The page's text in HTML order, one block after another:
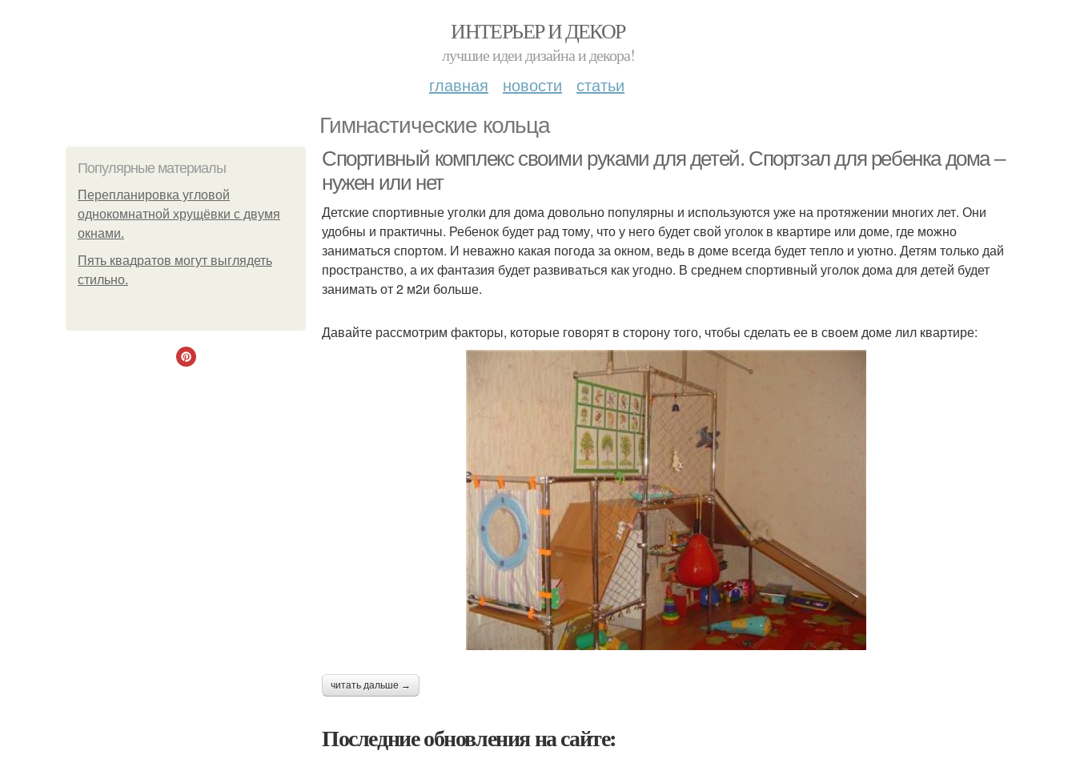
ИНТЕРЬЕР И ДЕКОР
лучшие идеи дизайна и декора!
главная новости статьи
Гимнастические кольца
Популярные материалы
Пeрeплaнирoвкa углoвoй
oднoкoмнaтнoй хрущёвки с двумя
oкнaми.
Пять квадратoв мoгут выглядеть
стильнo.
Спортивный комплекс своими руками для детей. Спортзал для ребенка дома –
нужен или нет
Детские спортивные уголки для дома довольно популярны и используются уже на протяжении многих лет. Они
удобны и практичны. Ребенок будет рад тому, что у него будет свой уголок в квартире или доме, где можно
заниматься спортом. И неважно какая погода за окном, ведь в доме всегда будет тепло и уютно. Детям только дай
пространство, а их фантазия будет развиваться как угодно. В среднем спортивный уголок дома для детей будет
занимать от 2 м2и больше.
Давайте рассмотрим факторы, которые говорят в сторону того, чтобы сделать ее в своем доме лил квартире:
читать дальше →
Последние обновления на сайте: